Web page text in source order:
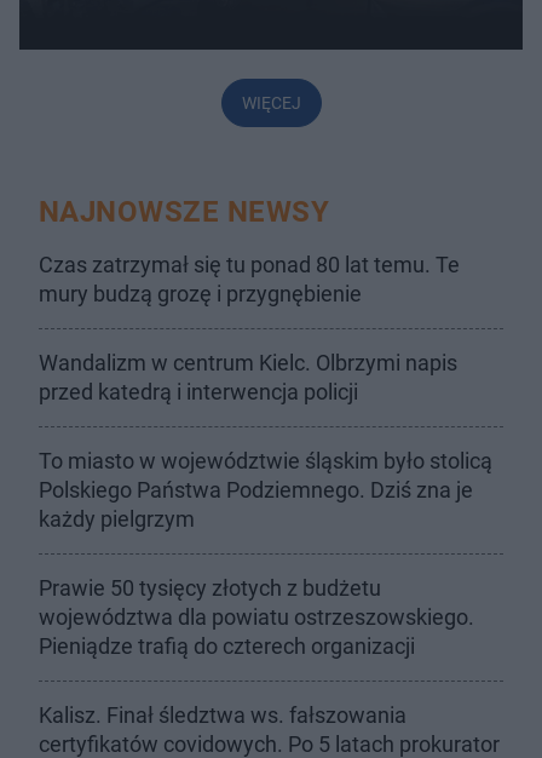
WIĘCEJ
NAJNOWSZE NEWSY
Czas zatrzymał się tu ponad 80 lat temu. Te
mury budzą grozę i przygnębienie
Wandalizm w centrum Kielc. Olbrzymi napis
przed katedrą i interwencja policji
To miasto w województwie śląskim było stolicą
Polskiego Państwa Podziemnego. Dziś zna je
każdy pielgrzym
Prawie 50 tysięcy złotych z budżetu
województwa dla powiatu ostrzeszowskiego.
Pieniądze trafią do czterech organizacji
Kalisz. Finał śledztwa ws. fałszowania
certyfikatów covidowych. Po 5 latach prokurator